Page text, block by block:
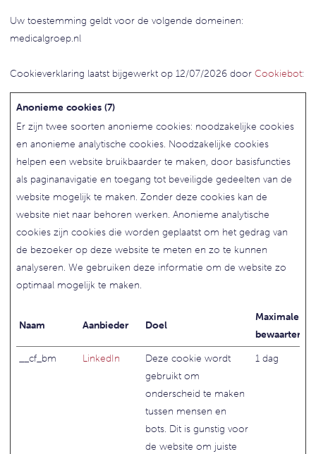
Uw toestemming geldt voor de volgende domeinen:
medicalgroep.nl
Cookieverklaring laatst bijgewerkt op 12/07/2026 door Cookiebot:
Anonieme cookies (7)
Er zijn twee soorten anonieme cookies: noodzakelijke cookies
en anonieme analytische cookies. Noodzakelijke cookies
helpen een website bruikbaarder te maken, door basisfuncties
als paginanavigatie en toegang tot beveiligde gedeelten van de
website mogelijk te maken. Zonder deze cookies kan de
website niet naar behoren werken. Anonieme analytische
cookies zijn cookies die worden geplaatst om het gedrag van
de bezoeker op deze website te meten en zo te kunnen
analyseren. We gebruiken deze informatie om de website zo
optimaal mogelijk te maken.
Naam Aanbieder Doel
Maximale
__cf_bm
LinkedIn
Deze cookie wordt
gebruikt om
onderscheid te maken
tussen mensen en
bots. Dit is gunstig voor
de website om juiste
1 dag